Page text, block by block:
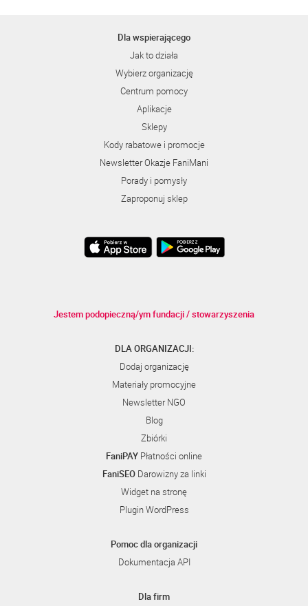
Dla wspierającego
Jak to działa
Wybierz organizację
Centrum pomocy
Aplikacje
Sklepy
Kody rabatowe i promocje
Newsletter Okazje FaniMani
Porady i pomysły
Zaproponuj sklep
Jestem podopieczną/ym fundacji / stowarzyszenia
DLA ORGANIZACJI:
Dodaj organizację
Materiały promocyjne
Newsletter NGO
Blog
Zbiórki
FaniPAY Płatności online
FaniSEODarowizny za linki
Widget na stronę
Plugin WordPress
Pomoc dla organizacji
Dokumentacja API
Dla firm